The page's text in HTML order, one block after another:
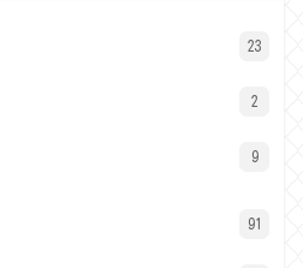
23
2
9
91